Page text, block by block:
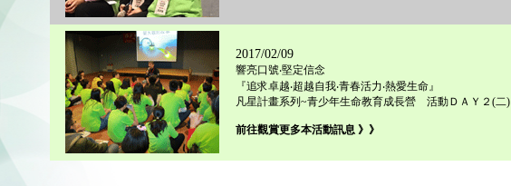
2017/02/09
響亮口號‧堅定信念
『追求卓越‧超越自我‧青春活力‧熱愛生命』
凡星計畫系列~青少年生命教育成長營 活動ＤＡＹ２(二)
前往觀賞更多本活動訊息 》》